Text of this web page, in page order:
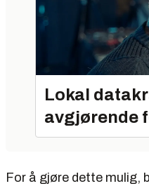
Lokal
avgjørende
For å gjøre dette mulig,